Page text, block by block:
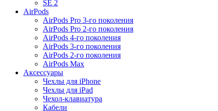
SE 2
AirPods
AirPods Pro 3-го поколения
AirPods Pro 2-го поколения
AirPods 4-го поколения
AirPods 3-го поколения
AirPods 2-го поколения
AirPods Max
Аксессуары
Чехлы для iPhone
Чехлы для iPad
Чехол-клавиатура
Кабели